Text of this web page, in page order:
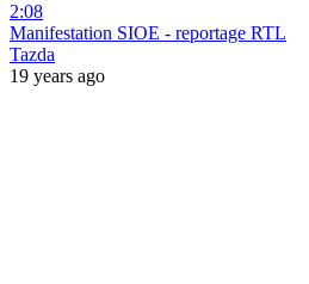
2:08
Manifestation SIOE - reportage RTL
Tazda
19 years ago